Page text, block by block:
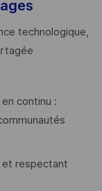
technologique,
continu :
et respectant